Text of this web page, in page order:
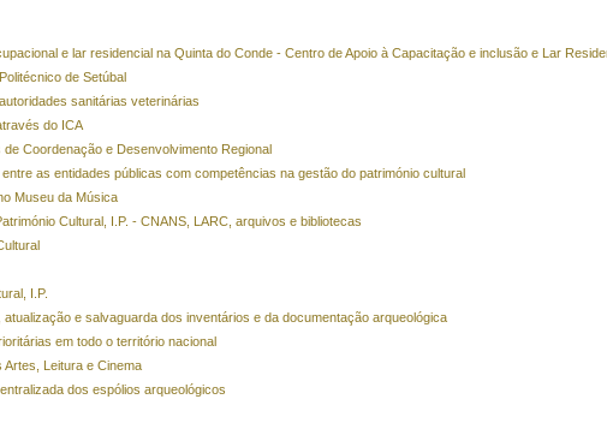
e lar residencial na Quinta do Conde - Centro de Apoio à Capacitação e inclusão e Lar
de Setúbal
sanitárias veterinárias
do ICA
Coordenação e Desenvolvimento Regional
as entidades públicas com competências na gestão do património cultural
Museu da Música
Cultural, I.P. - CNANS, LARC, arquivos e bibliotecas
I.P.
e salvaguarda dos inventários e da documentação arqueológica
em todo o território nacional
Leitura e Cinema
dos espólios arqueológicos